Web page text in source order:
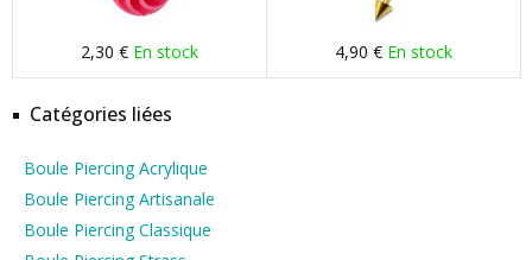
2,30 € En stock 4,90 € En stock
Catégories liées
Boule Piercing Acrylique
Boule Piercing Artisanale
Boule Piercing Classique